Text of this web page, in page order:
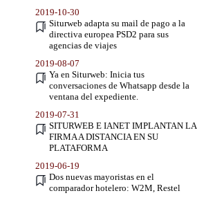
2019-10-30
Siturweb adapta su mail de pago a la
directiva europea PSD2 para sus
agencias de viajes
2019-08-07
Ya en Siturweb: Inicia tus
conversaciones de Whatsapp desde la
ventana del expediente.
2019-07-31
SITURWEB E IANET IMPLANTAN LA
FIRMA A DISTANCIA EN SU
PLATAFORMA
2019-06-19
Dos nuevas mayoristas en el
comparador hotelero: W2M, Restel